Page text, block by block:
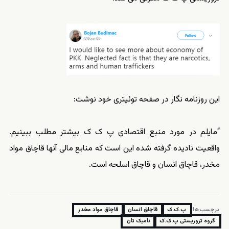
این روزنامه نگار در صفحه توئیتری خود نوشت:
“مایلم در مورد منبع اقتصادی پ ک ک بیشتر مطلب ببینیم.
واقعیت نادیده گرفته شده این است که منابع مالی آنها قاچاق مواد
مخدر، قاچاق انسان و قاچاق اسلحه است.
برچسب‌ها: پ.ک.ک قاچاق انسان
قاچاق مواد مخدر
گروه تروریستی پ.ک.ک
نامیک تان